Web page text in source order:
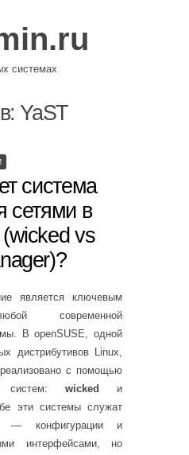
системах
YaST
система
сетями в
vs
является ключевым
современной
В openSUSE, одной
дистрибутивов Linux,
с помощью
систем: wicked
и
эти системы служат
— конфигурации и
интерфейсами, но